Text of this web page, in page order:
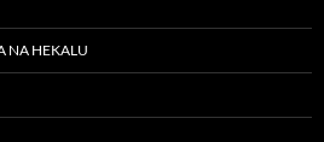
NA HEKALU